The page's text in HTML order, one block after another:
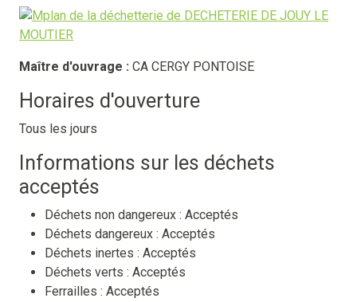
Maître d'ouvrage : CA CERGY PONTOISE
Horaires d'ouverture
Tous les jours
Informations sur les déchets
acceptés
Déchets non dangereux : Acceptés
Déchets dangereux : Acceptés
Déchets inertes : Acceptés
Déchets verts : Acceptés
Ferrailles : Acceptés